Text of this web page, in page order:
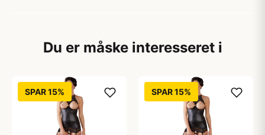
Du er måske interesseret i
SPAR 15% SPAR 15%